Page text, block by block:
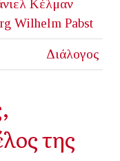
Κέλμαν
Wilhelm Pabst
Διάλογος
της